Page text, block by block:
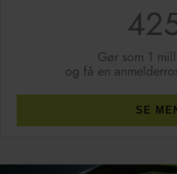
Gør som 1
og få en
SE